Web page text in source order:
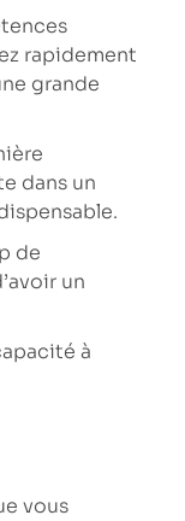
rapidement
grande
dans un
de
un
à
vous